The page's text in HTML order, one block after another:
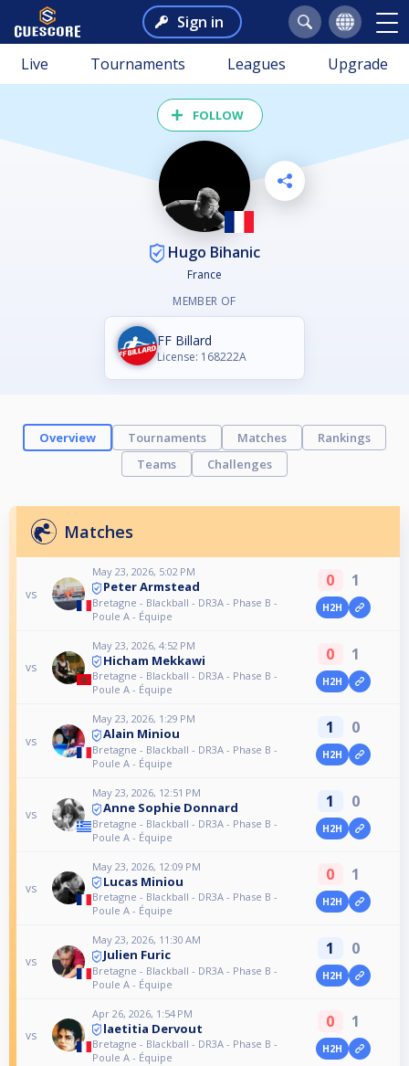
Sign in
Live Tournaments Leagues Upgrade
FOLLOW
Hugo Bihanic
France
MEMBER OF
FF Billard
License: 168222A
Overview Tournaments Matches
Rankings
Teams
Challenges
Matches
vs
May 23, 2026, 5:02 PM
Peter Armstead
Bretagne - Blackball - DR3A - Phase B -
Poule A - Équipe
0 1
H2H
vs
May 23, 2026, 4:52 PM
Hicham Mekkawi
Bretagne - Blackball - DR3A - Phase B -
Poule A - Équipe
0 1
H2H
vs
May 23, 2026, 1:29 PM
Alain Miniou
Bretagne - Blackball - DR3A - Phase B -
Poule A - Équipe
1 0
H2H
vs
May 23, 2026, 12:51 PM
Anne Sophie Donnard
Bretagne - Blackball - DR3A - Phase B -
Poule A - Équipe
1 0
H2H
vs
May 23, 2026, 12:09 PM
Lucas Miniou
Bretagne - Blackball - DR3A - Phase B -
Poule A - Équipe
0 1
H2H
vs
May 23, 2026, 11:30 AM
Julien Furic
Bretagne - Blackball - DR3A - Phase B -
Poule A - Équipe
1 0
H2H
vs
Apr 26, 2026, 1:54 PM
laetitia Dervout
Bretagne - Blackball - DR3A - Phase B -
Poule A - Équipe
0 1
H2H